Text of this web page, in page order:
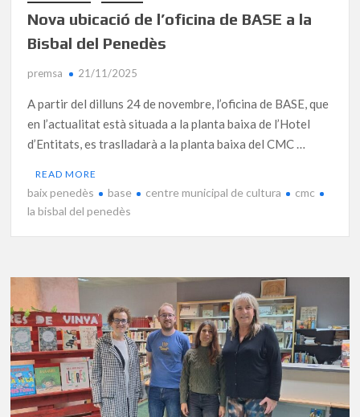
Nova ubicació de l’oficina de BASE a la
Bisbal del Penedès
premsa 21/11/2025
A partir del dilluns 24 de novembre, l’oficina de BASE, que
en l’actualitat està situada a la planta baixa de l’Hotel
d’Entitats, es traslladarà a la planta baixa del CMC …
READ MORE
baix penedès base centre municipal de cultura
cmc
la bisbal del penedès